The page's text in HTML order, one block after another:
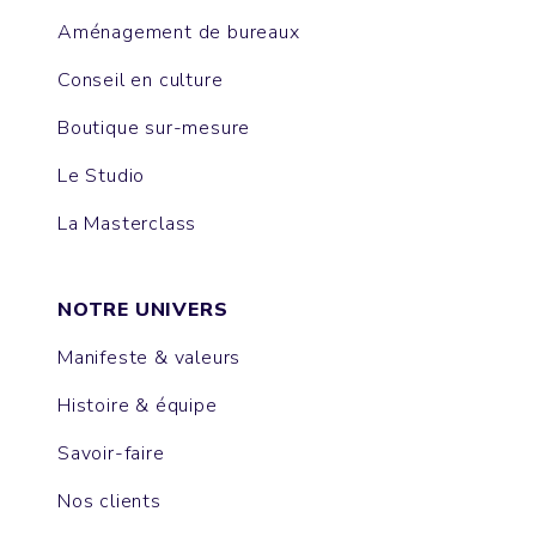
Aménagement de bureaux
Conseil en culture
Boutique sur-mesure
Le Studio
La Masterclass
NOTRE UNIVERS
Manifeste & valeurs
Histoire & équipe
Savoir-faire
Nos clients